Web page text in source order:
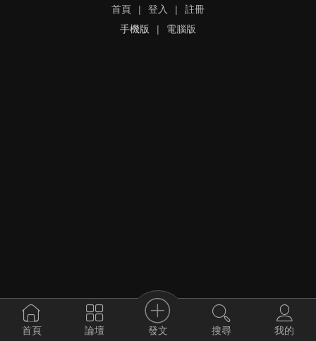
首頁 | 登入 |
註冊
手機版
| 電腦版
首頁 論壇 發文 搜尋 我的